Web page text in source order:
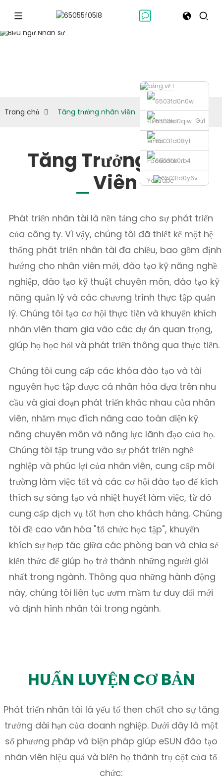
Điện thoại Gửi
email
Facebook
YouTube
Trang chủ Tăng trưởng nhân viên
Tăng Trưởng Nhân
Viên
Phát triển nhân tài là nền tảng cho sự phát triển
của công ty. Vì vậy, chúng tôi đã thiết kế một hệ
thống phát triển nhân tài đa chiều, bao gồm định
hướng cho nhân viên mới, đào tạo kỹ năng nghề
nghiệp, đào tạo kỹ thuật chuyên môn, đào tạo kỹ
năng quản lý và các chương trình thực tập quản
lý. Chúng tôi tạo cơ hội thực tiễn và khuyến khích
nhân viên tham gia vào các dự án quan trọng,
giúp họ học hỏi và phát triển thông qua thực tiễn.
Chúng tôi cung cấp các khóa đào tạo và tài
nguyên học tập được cá nhân hóa dựa trên nhu
cầu và giai đoạn phát triển khác nhau của nhân
viên, nhằm mục đích nâng cao toàn diện kỹ
năng chuyên môn và năng lực lãnh đạo của họ.
Chúng tôi tập trung vào sự phát triển nghề
nghiệp và phúc lợi của nhân viên, cung cấp môi
trường làm việc tốt và các cơ hội đào tạo để kích
thích sự sáng tạo và nhiệt huyết làm việc, từ đó
cung cấp dịch vụ tốt hơn cho khách hàng. Chúng
tôi đề cao văn hóa "tổ chức học tập", khuyến
khích sự hợp tác giữa các phòng ban và chia sẻ
kiến ​​thức để giúp họ trở thành những người giỏi
nhất trong ngành. Thông qua những hành động
này, chúng tôi liên tục ươm mầm tư duy đổi mới
và định hình nhân tài trong ngành.
HUẤN LUYỆN CƠ BẢN
Phát triển nhân tài là yếu tố then chốt cho sự tăng
trưởng dài hạn của doanh nghiệp. Dưới đây là một
số phương pháp và biện pháp giúp eSUN đào tạo
nhân viên hiệu quả và biến họ thành trụ cột của tổ
chức: